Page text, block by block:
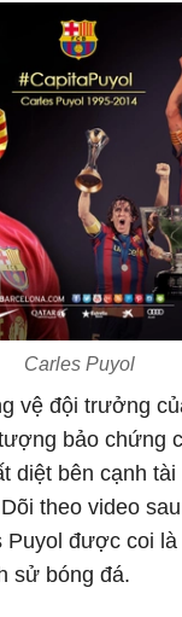
Carles Puyol
vệ đội trưởng
bảo chứng
diệt bên cạnh tài
theo video
Puyol được coi
sử bóng đá.